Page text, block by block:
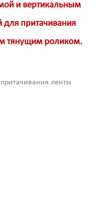
и вертикальным
притачивания
тянущим роликом.
ленты